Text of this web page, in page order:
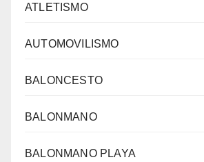
ATLETISMO
AUTOMOVILISMO
BALONCESTO
BALONMANO
BALONMANO PLAYA